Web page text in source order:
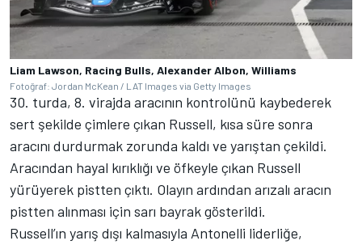
Liam Lawson, Racing Bulls, Alexander Albon, Williams
Fotoğraf: Jordan McKean / LAT Images via Getty Images
30. turda, 8. virajda aracının kontrolünü kaybederek
sert şekilde çimlere çıkan Russell, kısa süre sonra
aracını durdurmak zorunda kaldı ve yarıştan çekildi.
Aracından hayal kırıklığı ve öfkeyle çıkan Russell
yürüyerek pistten çıktı. Olayın ardından arızalı aracın
pistten alınması için sarı bayrak gösterildi.
Russell’ın yarış dışı kalmasıyla Antonelli liderliğe,